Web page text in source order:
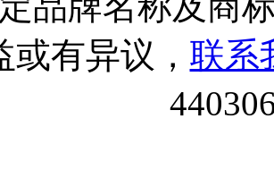
或有异议， 联系